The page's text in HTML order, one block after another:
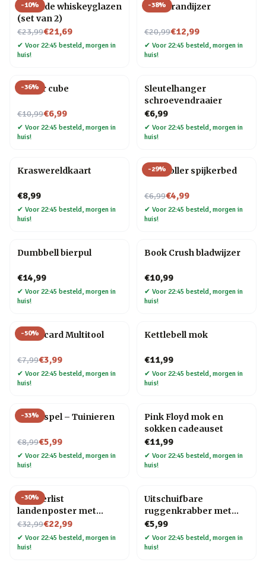
-10%
Rollende whiskeyglazen
(set van 2)
€23,99
Nu voor€21,69
✔ Voor 22:45 besteld, morgen in
huis!
-38%
BBQ brandijzer
€20,99
Nu voor€12,99
✔ Voor 22:45 besteld, morgen in
huis!
-36%
Finger cube
€10,99
Nu voor€6,99
✔ Voor 22:45 besteld, morgen in
huis!
Sleutelhanger
schroevendraaier
€6,99
✔ Voor 22:45 besteld, morgen in
huis!
Kraswereldkaart
€8,99
✔ Voor 22:45 besteld, morgen in
huis!
-29%
Controller spijkerbed
€6,99
Nu voor€4,99
✔ Voor 22:45 besteld, morgen in
huis!
Dumbbell bierpul
€14,99
✔ Voor 22:45 besteld, morgen in
huis!
Book Crush bladwijzer
€10,99
✔ Voor 22:45 besteld, morgen in
huis!
-50%
Creditcard Multitool
€7,99
Nu voor€3,99
✔ Voor 22:45 besteld, morgen in
huis!
Kettlebell mok
€11,99
✔ Voor 22:45 besteld, morgen in
huis!
-33%
Trivia spel – Tuinieren
€8,99
Nu voor€5,99
✔ Voor 22:45 besteld, morgen in
huis!
Pink Floyd mok en
sokken cadeauset
€11,99
✔ Voor 22:45 besteld, morgen in
huis!
-30%
Wanderlist
landenposter met
krasfolie
€32,99
Nu voor€22,99
✔ Voor 22:45 besteld, morgen in
huis!
Uitschuifbare
ruggenkrabber met
houten handvat
€5,99
✔ Voor 22:45 besteld, morgen in
huis!